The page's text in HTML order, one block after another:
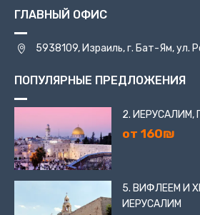
ГЛАВНЫЙ ОФИС
5938109, Израиль, г. Бат-Ям, ул.
ПОПУЛЯРНЫЕ ПРЕДЛОЖЕНИЯ
2. ИЕРУСАЛИМ,
от 160₪
5. ВИФЛЕЕМ И
ИЕРУСАЛИМ